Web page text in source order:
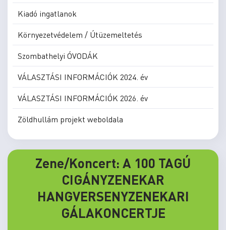
Kiadó ingatlanok
Környezetvédelem / Útüzemeltetés
Szombathelyi ÓVODÁK
VÁLASZTÁSI INFORMÁCIÓK 2024. év
VÁLASZTÁSI INFORMÁCIÓK 2026. év
Zöldhullám projekt weboldala
Zene/Koncert: A 100 TAGÚ
CIGÁNYZENEKAR
HANGVERSENYZENEKARI
GÁLAKONCERTJE